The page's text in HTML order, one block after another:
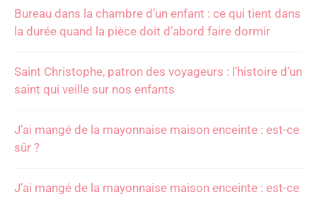
Bureau dans la chambre d’un enfant : ce qui tient dans
la durée quand la pièce doit d’abord faire dormir
Saint Christophe, patron des voyageurs : l’histoire d’un
saint qui veille sur nos enfants
J’ai mangé de la mayonnaise maison enceinte : est-ce
sûr ?
J’ai mangé de la mayonnaise maison enceinte : est-ce